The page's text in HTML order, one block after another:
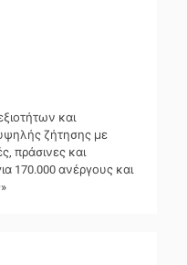
και
ζήτησης με
πράσινες και
170.000 ανέργους και